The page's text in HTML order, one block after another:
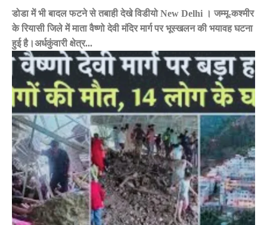
डोडा में भी बादल फटने से तबाही देखे विडीयो New Delhi । जम्मू-कश्मीर
के रियासी जिले में माता वैष्णो देवी मंदिर मार्ग पर भूस्खलन की भयावह घटना
हुई है।अर्धकुंवारी क्षेत्र...